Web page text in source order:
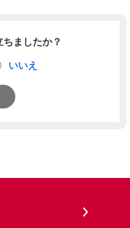
ましたか？
いいえ